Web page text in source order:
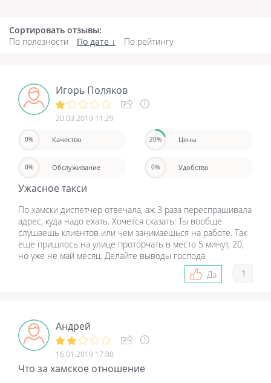
Сортировать отзывы:
По полезности
По дате По рейтингу
Игорь Поляков
20.03.2019 11:29
0% Качество 20% Цены
0% Обслуживание 0% Удобство
Ужасное такси
По хамски диспетчер отвечала, аж 3 раза переспрашивала
адрес, куда надо ехать. Хочется сказать: Ты вообще
слушаешь клиентов или чем занимаешься на работе. Так
еще пришлось на улице проторчать в место 5 минут, 20,
но уже не май месяц. Делайте выводы господа.
Да
1
Андрей
16.01.2019 17:00
Что за хамское отношение